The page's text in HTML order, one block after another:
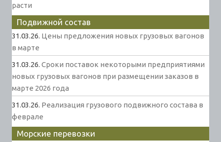
расти
Подвижной состав
31.03.26. Цены предложения новых грузовых вагонов
в марте
31.03.26. Сроки поставок некоторыми предприятиями
новых грузовых вагонов при размещении заказов в
марте 2026 года
31.03.26. Реализация грузового подвижного состава в
феврале
Морские перевозки